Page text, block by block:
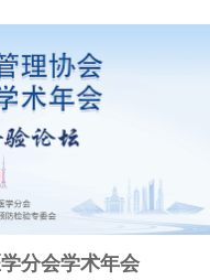
分会学术年会